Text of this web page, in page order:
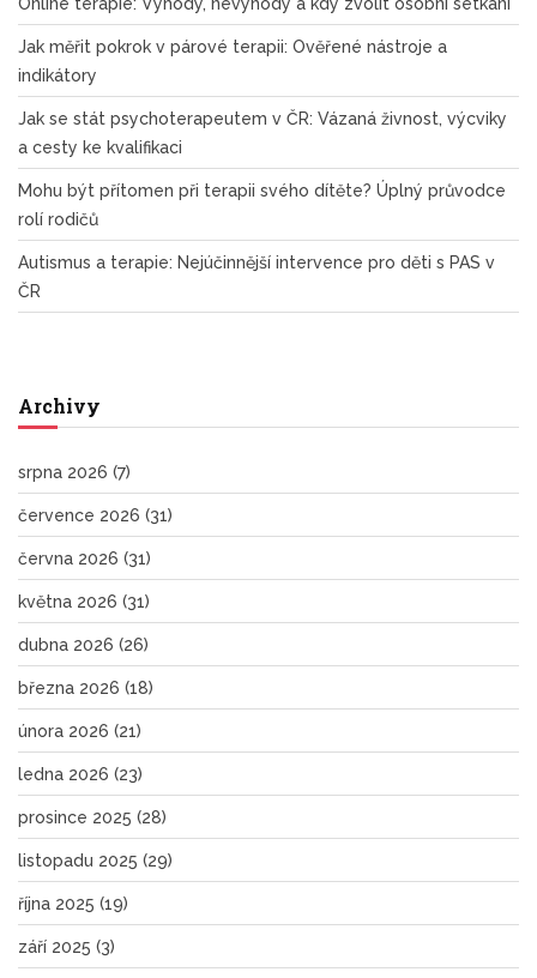
Jak měřit pokrok v párové terapii: Ověřené nástroje a
indikátory
Jak se stát psychoterapeutem v ČR: Vázaná živnost, výcviky
a cesty ke kvalifikaci
Mohu být přítomen při terapii svého dítěte? Úplný průvodce
rolí rodičů
Autismus a terapie: Nejúčinnější intervence pro děti s PAS v
ČR
Archivy
srpna 2026 (7)
července 2026 (31)
června 2026 (31)
května 2026 (31)
dubna 2026 (26)
března 2026 (18)
února 2026 (21)
ledna 2026 (23)
prosince 2025 (28)
listopadu 2025 (29)
října 2025 (19)
září 2025 (3)